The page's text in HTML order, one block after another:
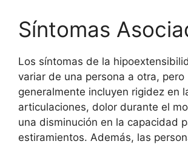
Síntomas
Los síntomas de la
variar de una persona a otra, pero
generalmente incluyen rigidez en
articulaciones, dolor durante el
una disminución en la capacidad
estiramientos. Además, las